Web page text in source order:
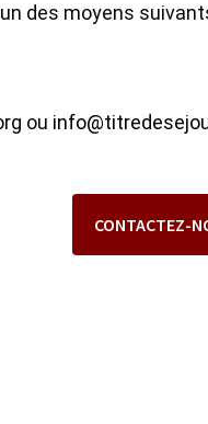
des moyens
ou
CONTACTEZ-